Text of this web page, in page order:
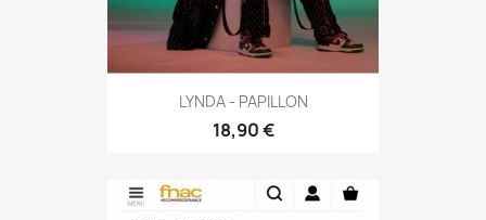
LYNDA - PAPILLON
18,90 €